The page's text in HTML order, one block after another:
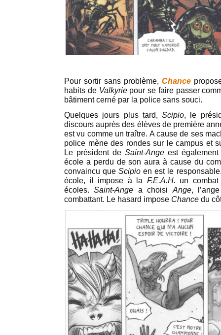
Pour sortir sans problème,Chance
habits de Valkyriepour se faire passer
bâtiment cerné par la police sans souci.
Quelques jours plus tard,Scipio, le
discours auprès des élèves de première
est vu comme un traître. A cause de ses
police mène des rondes sur le campus et
Le président de Saint-Angeest également
école a perdu de son aura à cause du
convaincu queScipio en est le
école, il impose à la F.E.A.H. un
écoles.Saint-Ange a choisi Ange,
combattant. Le hasard impose Chance du